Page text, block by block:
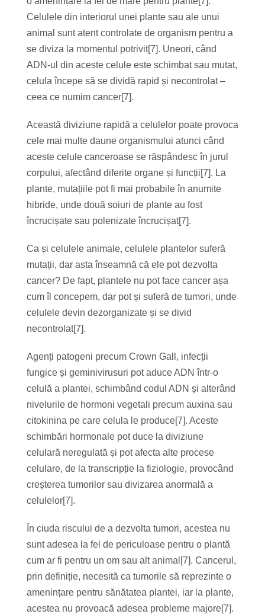
Celulele din interiorul unei plante sau ale unui
animal sunt atent controlate de organism pentru a
se diviza la momentul potrivit[7]. Uneori, când
ADN-ul din aceste celule este schimbat sau mutat,
celula începe să se dividă rapid și necontrolat –
ceea ce numim cancer[7].
Această diviziune rapidă a celulelor poate provoca
cele mai multe daune organismului atunci când
aceste celule canceroase se răspândesc în jurul
corpului, afectând diferite organe și funcții[7]. La
plante, mutațiile pot fi mai probabile în anumite
hibride, unde două soiuri de plante au fost
încrucișate sau polenizate încrucișat[7].
Ca și celulele animale, celulele plantelor suferă
mutații, dar asta înseamnă că ele pot dezvolta
cancer? De fapt, plantele nu pot face cancer așa
cum îl concepem, dar pot și suferă de tumori, unde
celulele devin dezorganizate și se divid
necontrolat[7].
Agenți patogeni precum Crown Gall, infecții
fungice și geminivirusuri pot aduce ADN într-o
celulă a plantei, schimbând codul ADN și alterând
nivelurile de hormoni vegetali precum auxina sau
citokinina pe care celula le produce[7]. Aceste
schimbări hormonale pot duce la diviziune
celulară neregulată și pot afecta alte procese
celulare, de la transcripție la fiziologie, provocând
creșterea tumorilor sau divizarea anormală a
celulelor[7].
În ciuda riscului de a dezvolta tumori, acestea nu
sunt adesea la fel de periculoase pentru o plantă
cum ar fi pentru un om sau alt animal[7]. Cancerul,
prin definiție, necesită ca tumorile să reprezinte o
amenințare pentru sănătatea plantei, iar la plante,
acestea nu provoacă adesea probleme majore[7].